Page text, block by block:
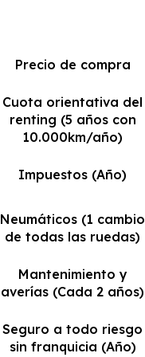
Precio de compra
Cuota orientativa del
renting (5 años con
10.000km/año)
Impuestos (Año)
Neumáticos (1 cambio
de todas las ruedas)
Mantenimiento y
averías (Cada 2 años)
Seguro a todo riesgo
sin franquicia (Año)